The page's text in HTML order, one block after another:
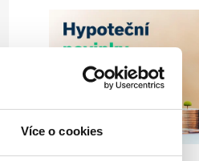
Více o cookies